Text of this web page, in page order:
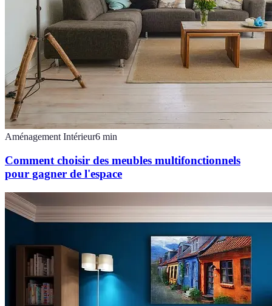
Aménagement Intérieur6 min
Comment choisir des meubles multifonctionnels
pour gagner de l'espace